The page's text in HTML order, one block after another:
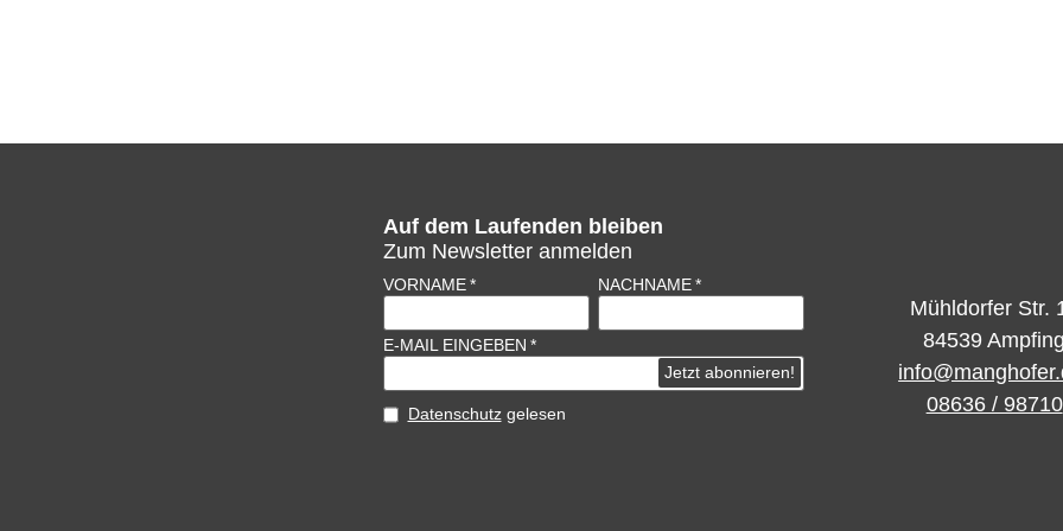
Auf dem Laufenden bleiben
Zum Newsletter anmelden
VORNAME NACHNAME
E-MAIL EINGEBEN
Datenschutzgelesen
Mühldorfer Str.
84539 Ampfing
08636 / 98710